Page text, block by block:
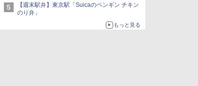
【週末駅弁】東京駅「Suicaのペンギン チキン
のり弁」
もっと見る